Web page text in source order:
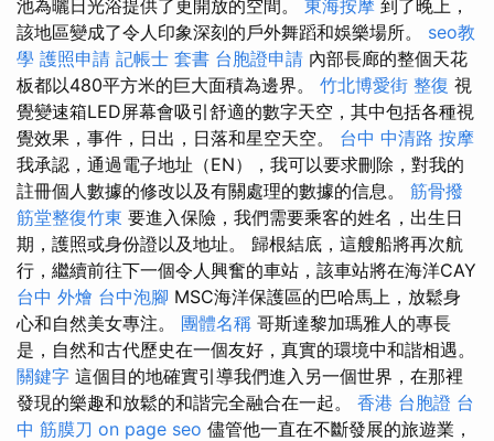
池為曬日光浴提供了更開放的空間。 東海按摩 到了晚上，
該地區變成了令人印象深刻的戶外舞蹈和娛樂場所。 seo教
學 護照申請 記帳士 套書 台胞證申請 內部長廊的整個天花
板都以480平方米的巨大面積為邊界。 竹北博愛街 整復 視
覺變速箱LED屏幕會吸引舒適的數字天空，其中包括各種視
覺效果，事件，日出，日落和星空天空。 台中 中清路 按摩
我承認，通過電子地址（EN），我可以要求刪除，對我的
註冊個人數據的修改以及有關處理的數據的信息。 筋骨撥
筋堂整復竹東 要進入保險，我們需要乘客的姓名，出生日
期，護照或身份證以及地址。 歸根結底，這艘船將再次航
行，繼續前往下一個令人興奮的車站，該車站將在海洋CAY
台中 外燴 台中泡腳 MSC海洋保護區的巴哈馬上，放鬆身
心和自然美女專注。 團體名稱 哥斯達黎加瑪雅人的專長
是，自然和古代歷史在一個友好，真實的環境中和諧相遇。
關鍵字 這個目的地確實引導我們進入另一個世界，在那裡
發現的樂趣和放鬆的和諧完全融合在一起。 香港 台胞證 台
中 筋膜刀 on page seo 儘管他一直在不斷發展的旅遊業，